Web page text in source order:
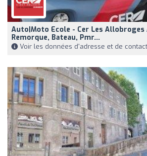
Auto|Moto Ecole - Cer Les Allobroges
Remorque, Bateau, Pmr...
Voir les données d'adresse et de contact